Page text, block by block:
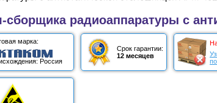
сборщика радиоаппаратуры с
марка:
Россия
Срок гарантии:
12 месяцев